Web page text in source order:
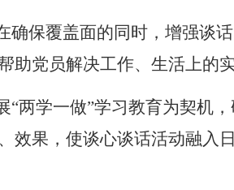
确保覆盖面的同时，增强谈
党员解决工作、生活上的实
“两学一做”学习教育为契机
效果，使谈心谈话活动融入